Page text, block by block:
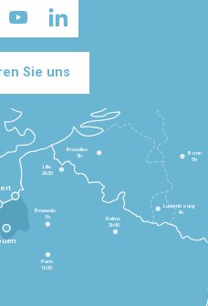
Sie uns
Paris
1h30
Beauvais
1h
Reims
2h45
Lille
2h30
Bruxelles
3h
Bonn
5h
Luxembourg
4h